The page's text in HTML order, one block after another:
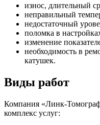
износ, длительный
неправильный
недостаточный
поломка в
изменение
необходимость в
катушек.
Виды работ
Компания «Линк-
комплекс услуг: